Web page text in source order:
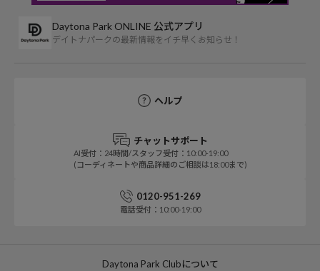
Daytona Park ONLINE 公式アプリ
デイトナパークの最新情報をイチ早くお知らせ！
ヘルプ
チャットサポート
AI受付：24時間/スタッフ受付：10:00-19:00
(コーディネートや商品詳細のご相談は18:00まで)
0120-951-269
電話受付：10:00-19:00
Daytona Park Clubについて